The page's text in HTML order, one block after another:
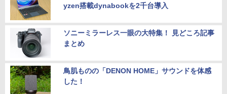
yzen搭載dynabookを2千台導入
ソニーミラーレス一眼の大特集！ 見どころ記事
まとめ
鳥肌ものの「DENON HOME」サウンドを体感
した！